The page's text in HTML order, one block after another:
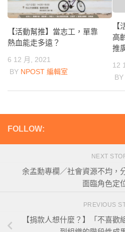
【活動幫推】當志工，單靠
熱血能走多遠？
6 12 月, 2021
BY NPOST 編輯室
高
推
12
BY
FOLLOW:
NEXT
余孟勳專欄／社會資源不均，
面臨角色定
PREVIOUS
【捐款人想什麼？】「不喜